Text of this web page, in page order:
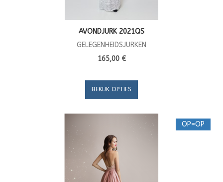
AVONDJURK 2021QS
GELEGENHEIDSJURKEN
165,00 €
BEKIJK OPTIES
OP=OP